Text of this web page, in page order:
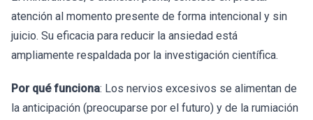
atención al momento presente de forma intencional y sin
juicio. Su eficacia para reducir la ansiedad está
ampliamente respaldada por la investigación científica.
Por qué funciona: Los nervios excesivos se alimentan de
la anticipación (preocuparse por el futuro) y de la rumiación